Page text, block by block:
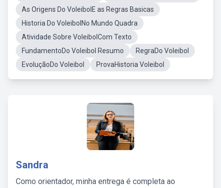
As Origens Do VoleibolE as Regras Basicas
Historia Do VoleibolNo Mundo Quadra
Atividade Sobre VoleibolCom Texto
FundamentoDo Voleibol Resumo
RegraDo Voleibol
EvoluçãoDo Voleibol
ProvaHistoria Voleibol
Sandra
Como orientador, minha entrega é completa ao